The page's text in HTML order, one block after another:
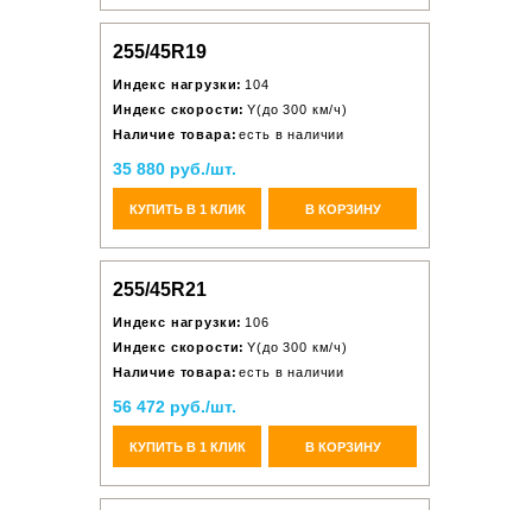
255/45R19
Индекс нагрузки: 104
Индекс скорости: Y(до 300 км/ч)
Наличие товара: есть в наличии
35 880 руб./шт.
КУПИТЬ В 1 КЛИК В КОРЗИНУ
255/45R21
Индекс нагрузки: 106
Индекс скорости: Y(до 300 км/ч)
Наличие товара: есть в наличии
56 472 руб./шт.
КУПИТЬ В 1 КЛИК В КОРЗИНУ